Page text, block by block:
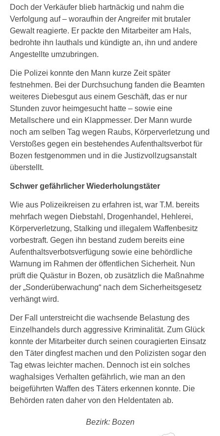
Doch der Verkäufer blieb hartnäckig und nahm die
Verfolgung auf – woraufhin der Angreifer mit brutaler
Gewalt reagierte. Er packte den Mitarbeiter am Hals,
bedrohte ihn lauthals und kündigte an, ihn und andere
Angestellte umzubringen.
Die Polizei konnte den Mann kurze Zeit später
festnehmen. Bei der Durchsuchung fanden die Beamten
weiteres Diebesgut aus einem Geschäft, das er nur
Stunden zuvor heimgesucht hatte – sowie eine
Metallschere und ein Klappmesser. Der Mann wurde
noch am selben Tag wegen Raubs, Körperverletzung und
Verstoßes gegen ein bestehendes Aufenthaltsverbot für
Bozen festgenommen und in die Justizvollzugsanstalt
überstellt.
Schwer gefährlicher Wiederholungstäter
Wie aus Polizeikreisen zu erfahren ist, war T.M. bereits
mehrfach wegen Diebstahl, Drogenhandel, Hehlerei,
Körperverletzung, Stalking und illegalem Waffenbesitz
vorbestraft. Gegen ihn bestand zudem bereits eine
Aufenthaltsverbotsverfügung sowie eine behördliche
Warnung im Rahmen der öffentlichen Sicherheit. Nun
prüft die Quästur in Bozen, ob zusätzlich die Maßnahme
der „Sonderüberwachung“ nach dem Sicherheitsgesetz
verhängt wird.
Der Fall unterstreicht die wachsende Belastung des
Einzelhandels durch aggressive Kriminalität. Zum Glück
konnte der Mitarbeiter durch seinen couragierten Einsatz
den Täter dingfest machen und den Polizisten sogar den
Tag etwas leichter machen. Dennoch ist ein solches
waghalsiges Verhalten gefährlich, wie man an den
beigeführten Waffen des Täters erkennen konnte. Die
Behörden raten daher von den Heldentaten ab.
Bezirk: Bozen